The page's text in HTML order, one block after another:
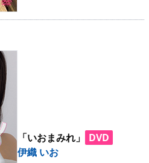
「いおまみれ」
DVD
伊織 いお